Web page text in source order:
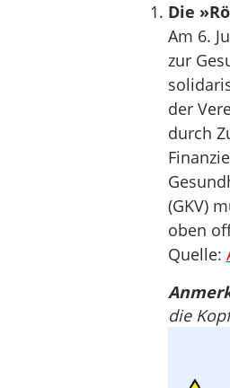
Die
Am 6.
zur
der
durch
(GKV)
oben
Quelle:
die